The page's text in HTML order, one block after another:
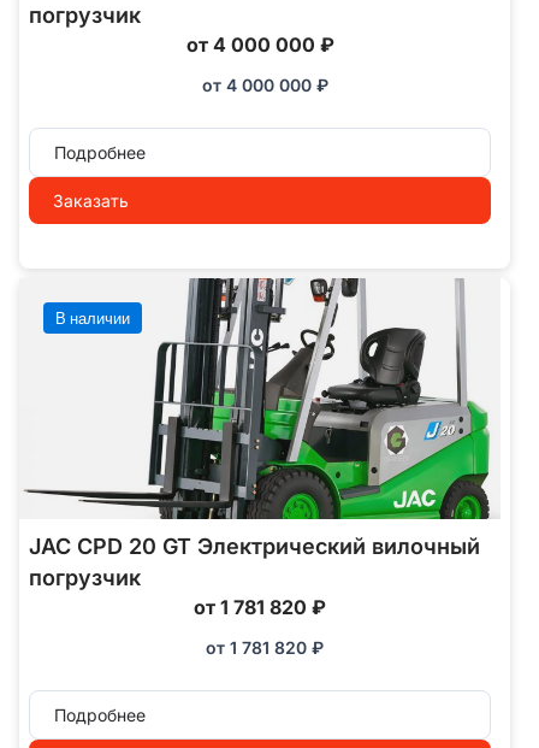
погрузчик
от 4 000 000 ₽
от 4 000 000 ₽
Подробнее
Заказать
В наличии
JAC CPD 20 GT Электрический вилочный
погрузчик
от 1 781 820 ₽
от 1 781 820 ₽
Подробнее